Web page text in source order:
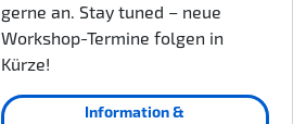
gerne an. Stay tuned – neue
Workshop-Termine folgen in
Kürze!
Information &